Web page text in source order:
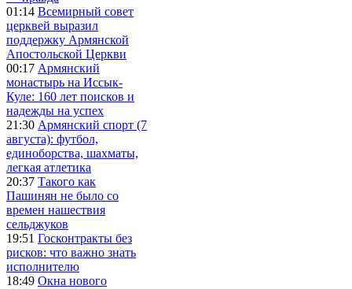
01:14 Всемирный совет
церквей выразил
поддержку Армянской
Апостольской Церкви
00:17 Армянский
монастырь на Иссык-
Куле: 160 лет поисков и
надежды на успех
21:30 Армянский спорт (7
августа): футбол,
единоборства, шахматы,
легкая атлетика
20:37 Такого как
Пашинян не было со
времен нашествия
сельджуков
19:51 Госконтракты без
рисков: что важно знать
исполнителю
18:49 Окна нового